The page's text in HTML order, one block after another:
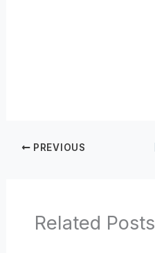
PREVIOUS
Related Posts